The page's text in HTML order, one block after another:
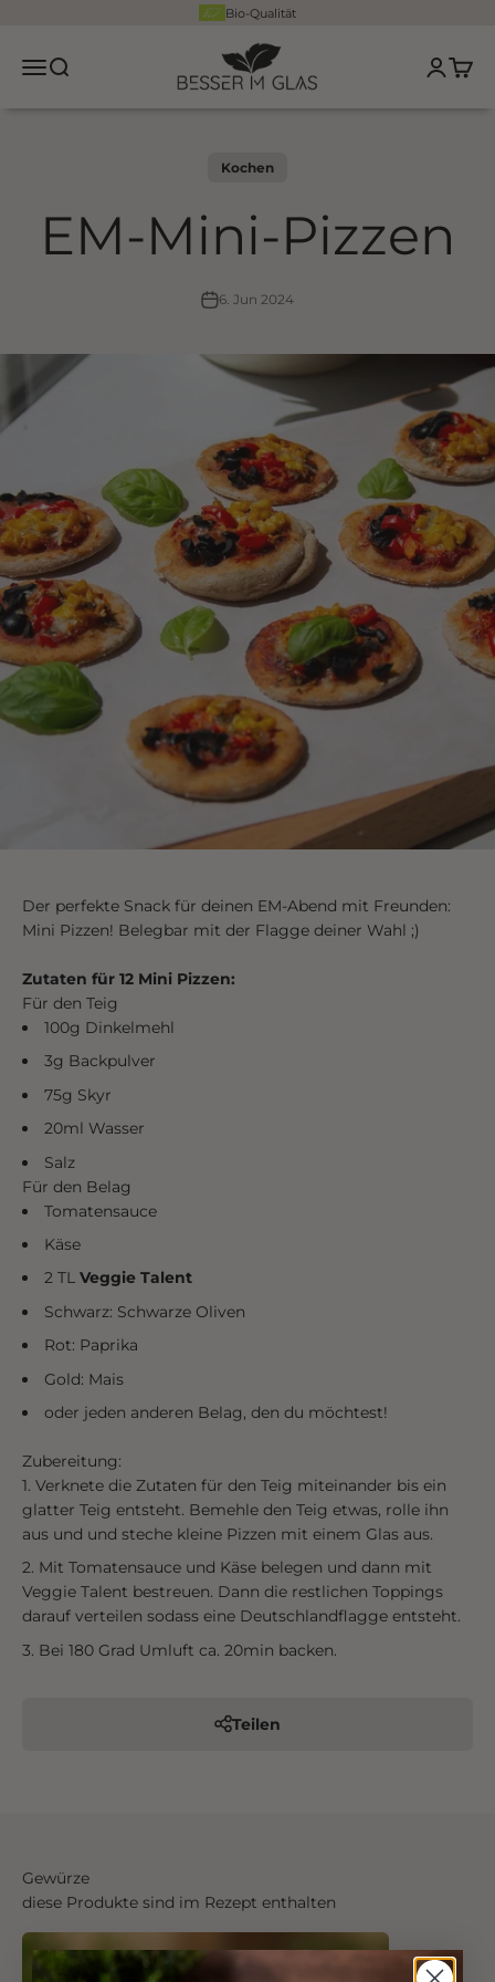
Bio-Qualität
Navigationsmenü öffnen
Suche öffnen
Besser im Glas
Kochen
EM-Mini-Pizzen
6. Jun 2024
Der perfekte Snack für deinen EM-Abend mit Freunden:
Mini Pizzen! Belegbar mit der Flagge deiner Wahl ;)
Zutaten für 12 Mini Pizzen:
Für den Teig
100g Dinkelmehl
3g Backpulver
75g Skyr
20ml Wasser
Salz
Für den Belag
Tomatensauce
Käse
2 TL Veggie Talent
Schwarz: Schwarze Oliven
Rot: Paprika
Gold: Mais
oder jeden anderen Belag, den du möchtest!
Zubereitung:
Verknete die Zutaten für den Teig miteinander bis ein
glatter Teig entsteht. Bemehle den Teig etwas, rolle ihn
aus und und steche kleine Pizzen mit einem Glas aus.
Mit Tomatensauce und Käse belegen und dann mit
Veggie Talent bestreuen. Dann die restlichen Toppings
darauf verteilen sodass eine Deutschlandflagge entsteht.
Bei 180 Grad Umluft ca. 20min backen.
Teilen
Gewürze
diese Produkte sind im Rezept enthalten